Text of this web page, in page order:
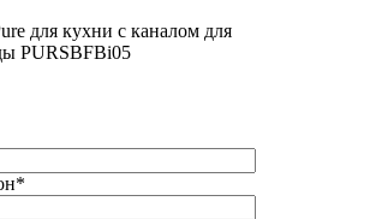
для кухни с каналом для
PURSBFBi05
*